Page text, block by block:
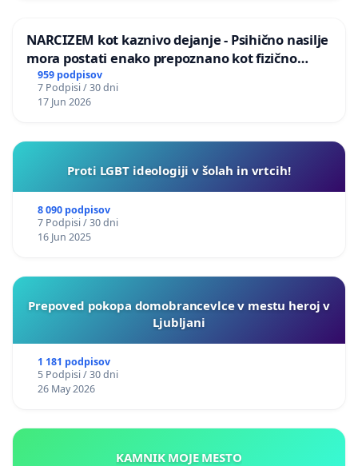
NARCIZEM kot kaznivo dejanje - Psihično nasilje
mora postati enako prepoznano kot fizično
nasilje
959 podpisov
7 Podpisi / 30 dni
17 Jun 2026
Proti LGBT ideologiji v šolah in vrtcih!
8 090 podpisov
7 Podpisi / 30 dni
16 Jun 2025
Prepoved pokopa domobrancevlce v mestu heroj v
Ljubljani
1 181 podpisov
5 Podpisi / 30 dni
26 May 2026
KAMNIK MOJE MESTO